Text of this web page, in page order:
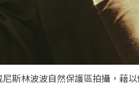
斯林波波自然保護區拍攝，藉